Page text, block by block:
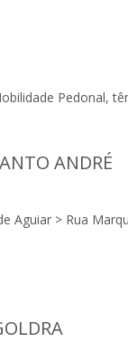
Pedonal,
ANDRÉ
Aguiar > Rua